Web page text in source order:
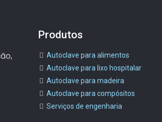
Produtos
Autoclave para alimentos
Autoclave para lixo hospitalar
Autoclave para madeira
Autoclave para compósitos
Serviços de engenharia